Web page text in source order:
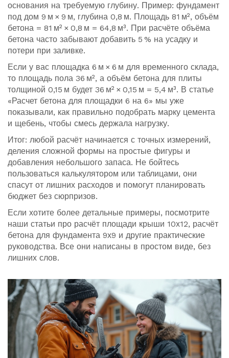
основания на требуемую глубину. Пример: фундамент
под дом 9 м × 9 м, глубина 0,8 м. Площадь 81 м², объём
бетона = 81 м² × 0,8 м = 64,8 м³. При расчёте объёма
бетона часто забывают добавить 5 % на усадку и
потери при заливке.
Если у вас площадка 6 м × 6 м для временного склада,
то площадь пола 36 м², а объём бетона для плиты
толщиной 0,15 м будет 36 м² × 0,15 м = 5,4 м³. В статье
«Расчет бетона для площадки 6 на 6» мы уже
показывали, как правильно подобрать марку цемента
и щебень, чтобы смесь держала нагрузку.
Итог: любой расчёт начинается с точных измерений,
деления сложной формы на простые фигуры и
добавления небольшого запаса. Не бойтесь
пользоваться калькулятором или таблицами, они
спасут от лишних расходов и помогут планировать
бюджет без сюрпризов.
Если хотите более детальные примеры, посмотрите
наши статьи про расчёт площади крыши 10х12, расчёт
бетона для фундамента 9х9 и другие практические
руководства. Все они написаны в простом виде, без
лишних слов.